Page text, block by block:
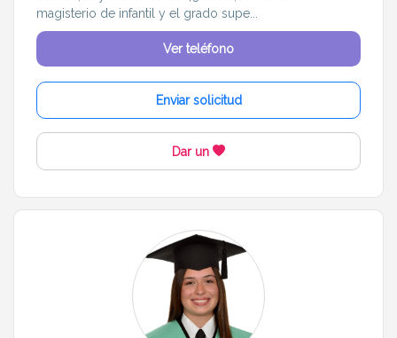
magisterio de infantil y el grado supe...
Ver teléfono
Enviar solicitud
Dar un